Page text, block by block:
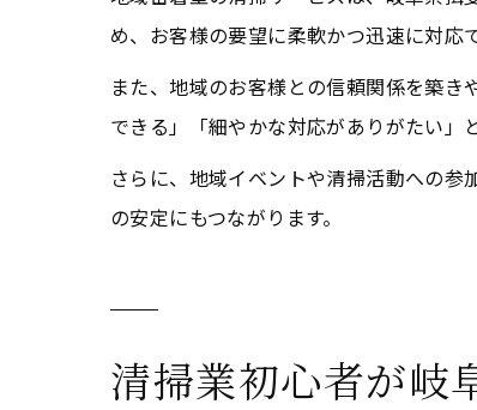
め、お客様の要望に柔軟かつ迅速に対応
また、地域のお客様との信頼関係を築
できる」「細やかな対応がありがたい」
さらに、地域イベントや清掃活動への
の安定にもつながります。
清掃業初心者が岐